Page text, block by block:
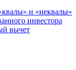
и «неквалы»
инвестора
вычет